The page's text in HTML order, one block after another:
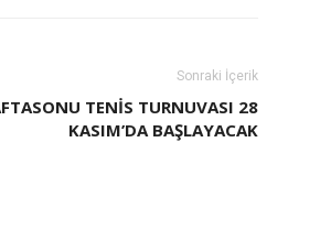
Sonraki İçerik
TENIS TURNUVASI 28
KASIM’DA BAŞLAYACAK